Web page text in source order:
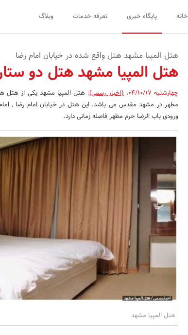
خانه پایگاه خبری تعرفه خدمات وبلاگ
هتل المپیا مشهد هتل واقع شده در خیابان امام رضا
هتل المپیا مشهد هتل دو
چهارشنبه 04/10/17 ،(اخبار رسمی): هتل المپیا مشهد یکی از هتل
ورودی باب الرضا حرم مطهر فاصله زمانی دارد.
هتل المپیا مشهد